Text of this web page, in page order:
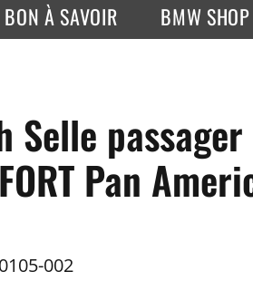
BON À SAVOIR BMW SHOP
Selle passager
Pan
002